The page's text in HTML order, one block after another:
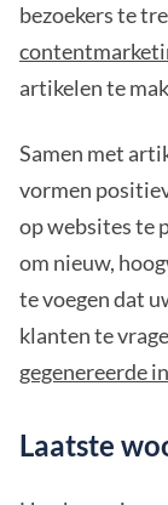
bezoekers te
artikelen te
Samen met
vormen
op websites te
om nieuw,
te voegen dat
klanten te
gegenereerde
Laatste